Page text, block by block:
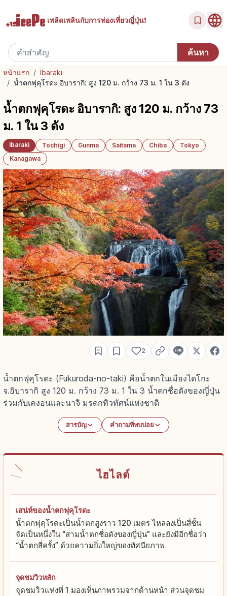
เพลิดเพลินกับการท่องเที่ยวญี่ปุ่น!
หน้าแรก / Ibaraki
/ น้ำตกฟุคุโรดะ อิบารากิ: สูง 120 ม. กว้าง 73 ม. 1 ใน 3 ดัง
น้ำตกฟุคุโรดะ อิบารากิ: สูง 120 ม. กว้าง 73
ม. 1 ใน 3 ดัง
Ibaraki Tochigi Gunma Saitama Chiba
Tokyo
Kanagawa
2
น้ำตกฟุคุโรดะ (Fukuroda-no-taki) คือน้ำตกในเมืองไดโกะ
จ.อิบารากิ สูง 120 ม. กว้าง 73 ม. 1 ใน 3 น้ำตกชื่อดังของญี่ปุ่น
ร่วมกับเคงอนและนาจิ มรดกทิวทัศน์แห่งชาติ
สารบัญ คำถามที่พบบ่อย
ไฮไลต์
เสน่ห์ของน้ำตกฟุคุโรดะ
น้ำตกฟุคุโรดะเป็นน้ำตกสูงราว 120 เมตร ไหลลงเป็นสี่ชั้น
จัดเป็นหนึ่งใน “สามน้ำตกชื่อดังของญี่ปุ่น” และยังมีอีกชื่อว่า
“น้ำตกสี่ครั้ง” ด้วยความยิ่งใหญ่ของทัศนียภาพ
จุดชมวิวหลัก
จุดชมวิวแห่งที่ 1 มองเห็นภาพรวมจากด้านหน้า ส่วนจุดชม